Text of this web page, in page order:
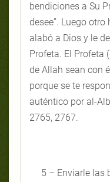
bendiciones a Su
desee”. Luego
alabó a Dios y le
Profeta. El Profeta
de Allah sean con
porque se te
auténtico por al-
2765, 2767.
5 – Enviarle las